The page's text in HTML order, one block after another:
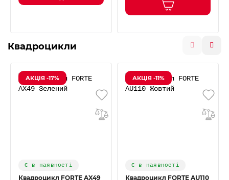
Квадроцикли
АКЦІЯ -17%
Є в наявності
Квадроцикл FORTE AX49
АКЦІЯ -11%
Є в наявності
Квадроцикл FORTE AU110